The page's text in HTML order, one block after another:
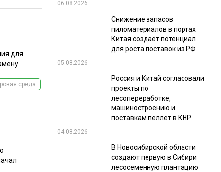
для
среда
06.08.2026
Снижение запасов
пиломатериалов в портах
Китая создаёт потенциал
для роста поставок из РФ
05.08.2026
Россия и Китай согласовали
проекты по
лесопереработке,
машиностроению и
поставкам пеллет в КНР
04.08.2026
В Новосибирской области
создают первую в Сибири
лесосеменную плантацию